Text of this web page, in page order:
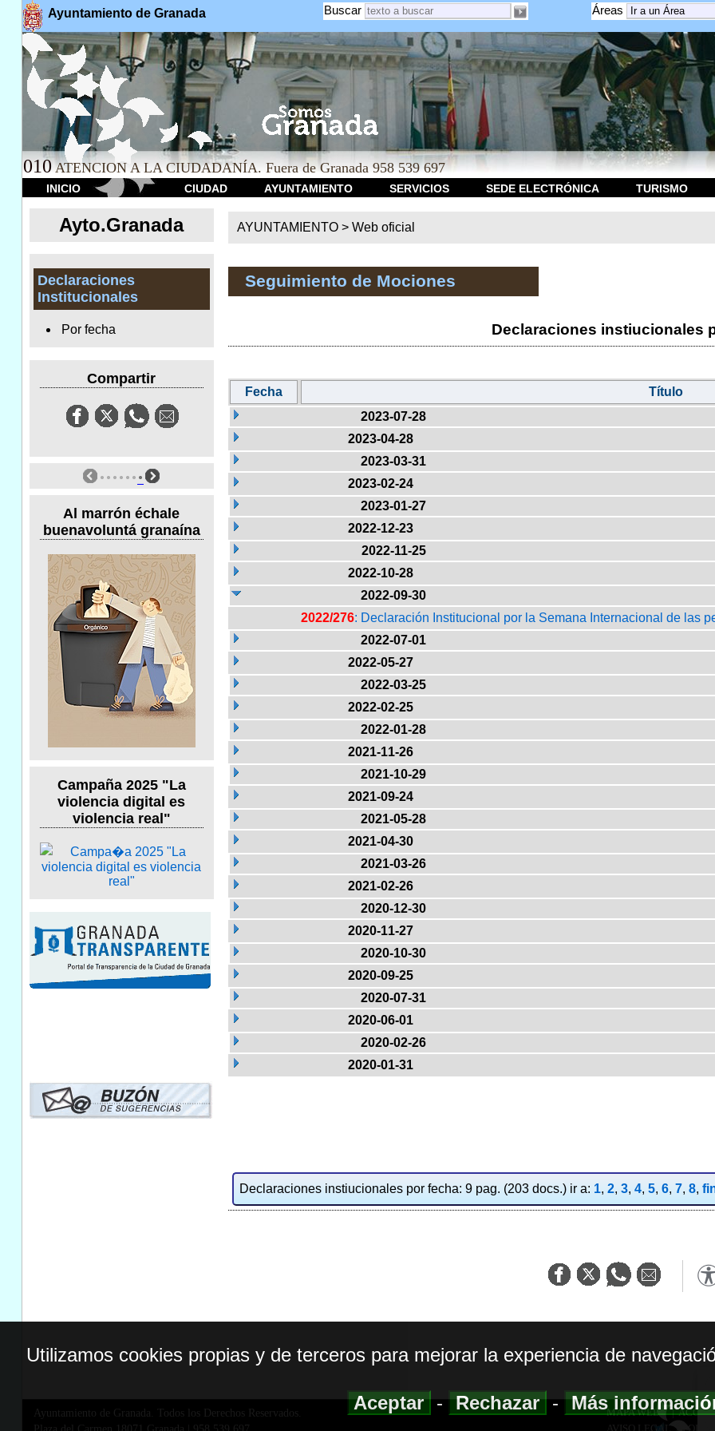
Ayuntamiento de Granada Áreas
Buscar
010 ATENCION A LA CIUDADANÍA. Fuera de Granada 958 539 697
INICIO CIUDAD AYUNTAMIENTO SERVICIOS SEDE ELECTRÓNICA TURISMO
Ayto.Granada
Declaraciones
Institucionales
Por fecha
Compartir
Al marrón échale
buenavoluntá granaína
Campaña 2025 "La
violencia digital es
violencia real"
AYUNTAMIENTO > Web oficial
Seguimiento de Mociones
Declaraciones instiucionales
Fecha
Título
2023-07-28
2023-04-28
2023-03-31
2023-02-24
2023-01-27
2022-12-23
2022-11-25
2022-10-28
2022-09-30
2022/276: Declaración Institucional por la Semana Internacional de las
2022-07-01
2022-05-27
2022-03-25
2022-02-25
2022-01-28
2021-11-26
2021-10-29
2021-09-24
2021-05-28
2021-04-30
2021-03-26
2021-02-26
2020-12-30
2020-11-27
2020-10-30
2020-09-25
2020-07-31
2020-06-01
2020-02-26
2020-01-31
Declaraciones instiucionales por fecha: 9 pag. (203 docs.) ir a: 1, 2, 3, 4, 5, 6, 7, 8,
Ayuntamiento de Granada. Todos los Derechos Reservados.
MAPA WEB|
AVISO LEGAL|
Utilizamos cookies propias y de terceros para mejorar la experiencia de
Aceptar-Rechazar-Más